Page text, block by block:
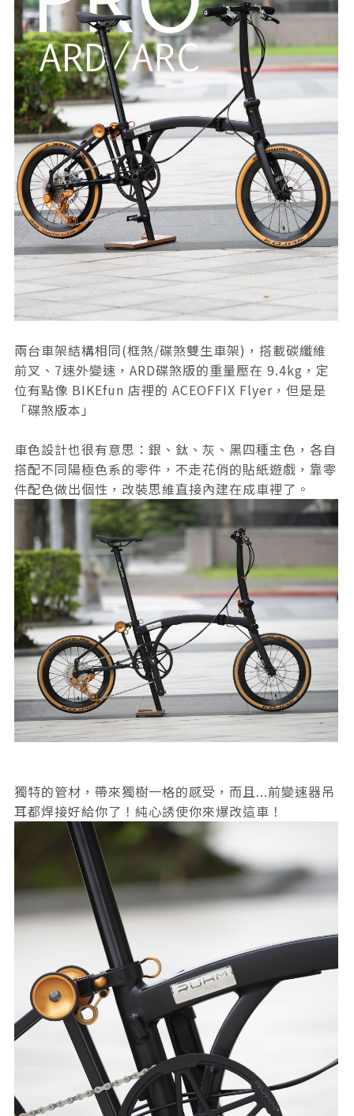
兩台車架結構相同(框煞/碟煞雙生車架)，搭載碳纖維
前叉、7速外變速，ARD碟煞版的重量壓在 9.4kg，定
位有點像 BIKEfun 店裡的 ACEOFFIX Flyer，但是是
「碟煞版本」
車色設計也很有意思：銀、鈦、灰、黑四種主色，各自
搭配不同陽極色系的零件，不走花俏的貼紙遊戲，靠零
件配色做出個性，改裝思維直接內建在成車裡了。
獨特的管材，帶來獨樹一格的感受，而且...前變速器吊
耳都焊接好給你了！純心誘使你來爆改這車！